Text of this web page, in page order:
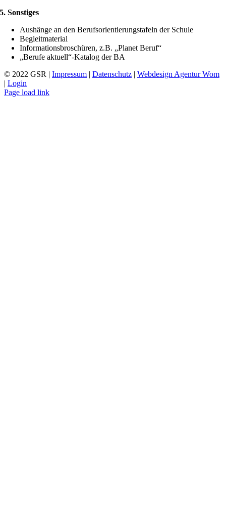
5. Sonstiges
Aushänge an den Berufsorientierungstafeln der Schule
Begleitmaterial
Informationsbroschüren, z.B. „Planet Beruf“
„Berufe aktuell“-Katalog der BA
© 2022 GSR | Impressum | Datenschutz | Webdesign Agentur Wom
| Login
Page load link